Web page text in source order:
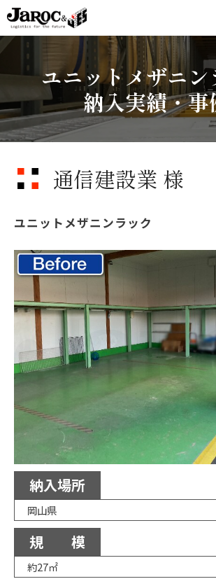
製品情報
企業情報
カタログダウンロード
ジャロックコラム
採用情報
オンラインショップ
ユニットメザニン
納入実績・事
通信建設業 様
ユニットメザニンラック
納入場所
岡山県
規 模
約27㎡